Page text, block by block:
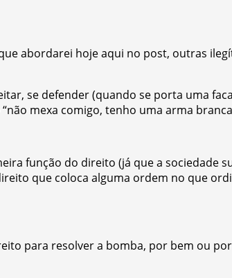
abordarei hoje aqui no post, outras
se defender (quando se porta uma
mexa comigo, tenho uma arma
função do direito (já que a sociedade
que coloca alguma ordem no que
para resolver a bomba, por bem ou